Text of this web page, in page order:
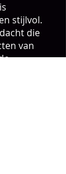
stijlvol.
die
van